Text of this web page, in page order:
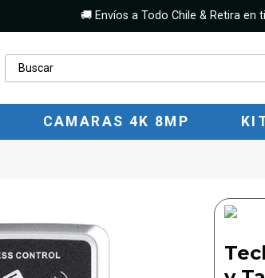
🚚 Envíos a Todo Chile & Retira en
CAMARAS 4K 8MP